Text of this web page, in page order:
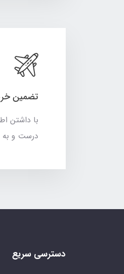
تضمین
با داشتن
درست و به
دسترسی سریع